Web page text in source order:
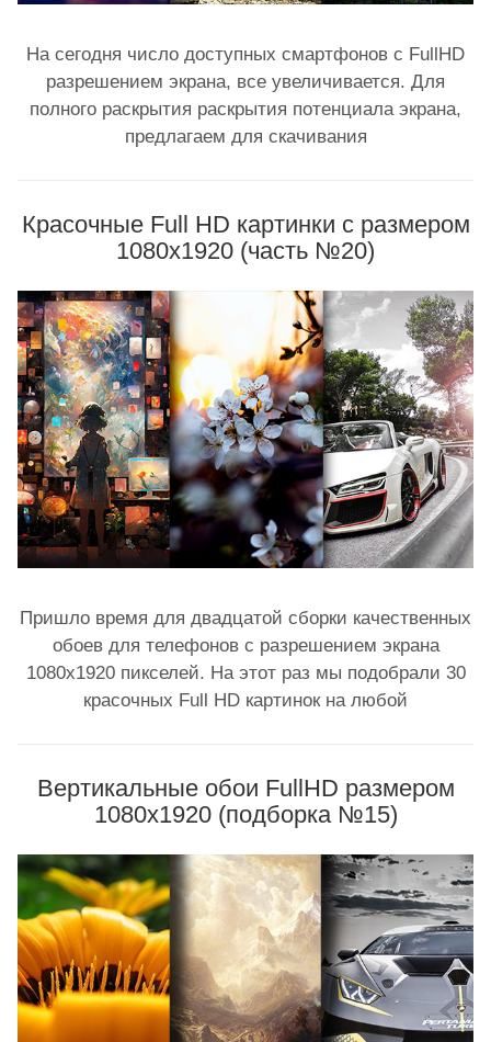
На сегодня число доступных смартфонов с FullHD
разрешением экрана, все увеличивается. Для
полного раскрытия раскрытия потенциала экрана,
предлагаем для скачивания
Красочные Full HD картинки с размером
1080x1920 (часть №20)
Пришло время для двадцатой сборки качественных
обоев для телефонов с разрешением экрана
1080x1920 пикселей. На этот раз мы подобрали 30
красочных Full HD картинок на любой
Вертикальные обои FullHD размером
1080х1920 (подборка №15)